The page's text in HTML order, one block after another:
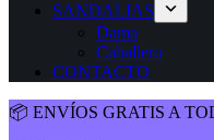
SANDALIAS
Dama
Caballero
CONTACTO
📦 ENVÍOS GRATIS A